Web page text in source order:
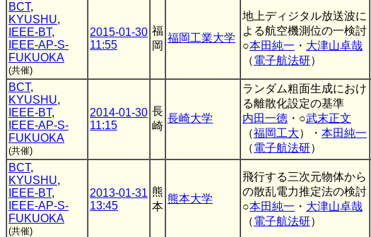
BCT,
KYUSHU,
IEEE-BT,
IEEE-AP-S-
FUKUOKA
(共催)
2015-01-30
11:55
福
岡
福岡工業大学
地上ディジタル放送波に
よる航空機測位の一検討
○本田純一 ・ 大津山卓哉
（電子航法研）
BCT,
KYUSHU,
IEEE-BT,
IEEE-AP-S-
FUKUOKA
(共催)
2014-01-30
11:15
長
崎
長崎大学
ランダム粗面生成におけ
る離散化設定の基準
内田一徳 ・○武末正文
（福岡工大）・ 本田純一
（電子航法研）
BCT,
KYUSHU,
IEEE-BT,
IEEE-AP-S-
FUKUOKA
(共催)
2013-01-31
13:45
熊
本
熊本大学
飛行する三次元物体から
の散乱電力推定法の検討
○本田純一 ・ 大津山卓哉
（電子航法研）